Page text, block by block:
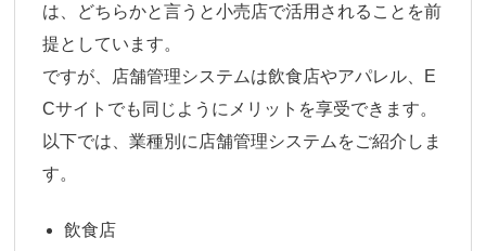
は、どちらかと言うと小売店で活用されることを前
提としています。
ですが、店舗管理システムは飲食店やアパレル、E
Cサイトでも同じようにメリットを享受できます。
以下では、業種別に店舗管理システムをご紹介しま
す。
飲食店